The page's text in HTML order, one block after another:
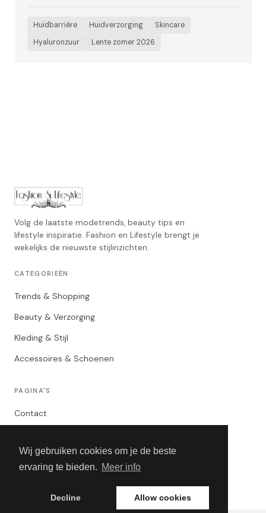
Wij gebruiken cookies om je de beste
ervaring te bieden. Meer info
Decline Allow cookies
Huidbarrière Huidverzorging
Skincare
Hyaluronzuur
Lente zomer 2026
Volg de laatste modetrends, beauty tips en
lifestyle inspiratie. Fashion en Lifestyle brengt je
wekelijks de nieuwste stijlinzichten.
CATEGORIEËN
Trends & Shopping
Beauty & Verzorging
Kleding & Stijl
Accessoires & Schoenen
PAGINA'S
Contact
Algemene Voorwaarden
Adverteren